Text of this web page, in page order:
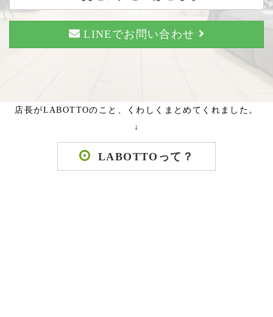
LINEでお問い合わせ
店長がLABOTTOのこと、くわしくまとめてくれました。
↓
LABOTTOって？